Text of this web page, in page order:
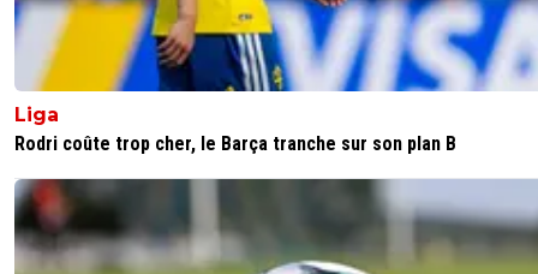
Liga
Rodri coûte trop cher, le Barça tranche sur son plan B